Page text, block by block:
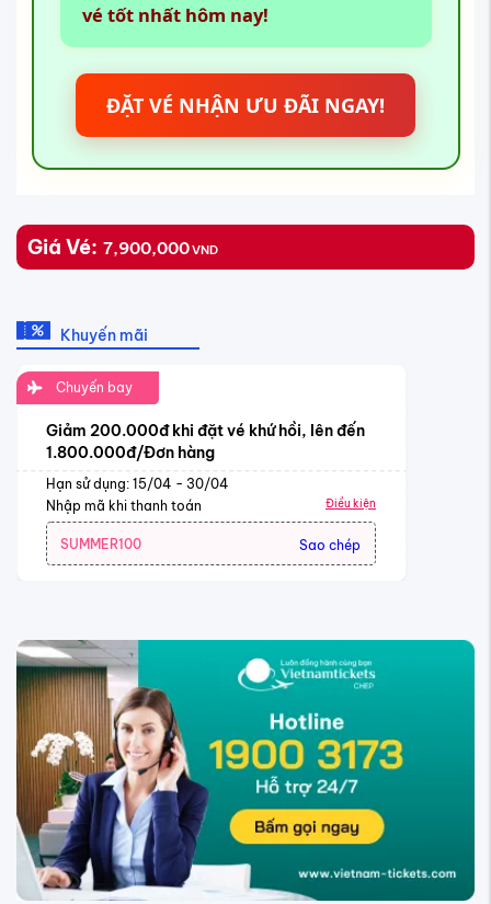
vé tốt nhất hôm nay!
ĐẶT VÉ NHẬN ƯU ĐÃI NGAY!
Giá Vé: 7,900,000VND
Khuyến mãi
Chuyến bay
Giảm 200.000đ khi đặt vé khứ hồi, lên đến
1.800.000đ/Đơn hàng
Hạn sử dụng: 15/04 - 30/04
Nhập mã khi thanh toán
Điều kiện
SUMMER100 Sao chép